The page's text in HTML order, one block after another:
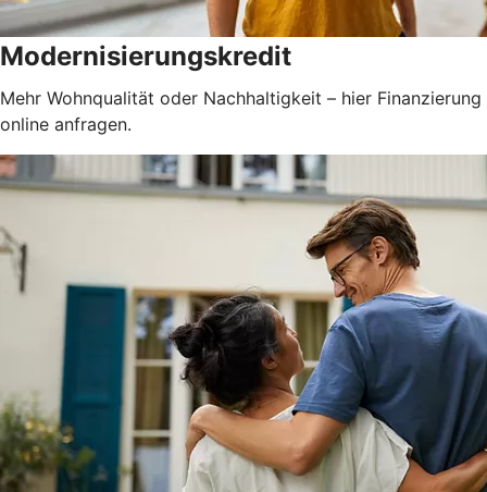
Modernisierungskredit
Mehr Wohnqualität oder Nachhaltigkeit – hier Finanzierung
online anfragen.